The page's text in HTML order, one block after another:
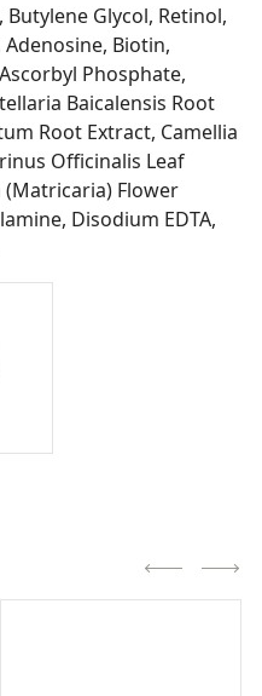
Glycol, Retinol,
Biotin,
Phosphate,
Baicalensis Root
Root Extract, Camellia
Officinalis Leaf
(Matricaria) Flower
Disodium EDTA,